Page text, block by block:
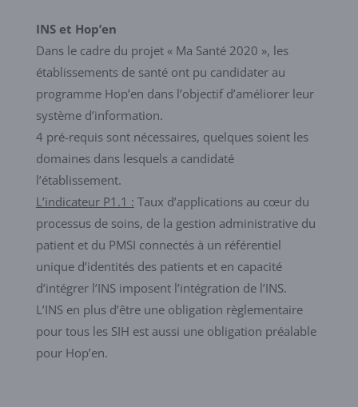
INS et Hop’en
Dans le cadre du projet « Ma Santé 2020 », les
établissements de santé ont pu candidater au
programme Hop’en dans l’objectif d’améliorer leur
système d’information.
4 pré-requis sont nécessaires, quelques soient les
domaines dans lesquels a candidaté
l’établissement.
L’indicateur P1.1 : Taux d’applications au cœur du
processus de soins, de la gestion administrative du
patient et du PMSI connectés à un référentiel
unique d’identités des patients et en capacité
d’intégrer l’INS imposent l’intégration de l’INS.
L’INS en plus d’être une obligation règlementaire
pour tous les SIH est aussi une obligation préalable
pour Hop’en.